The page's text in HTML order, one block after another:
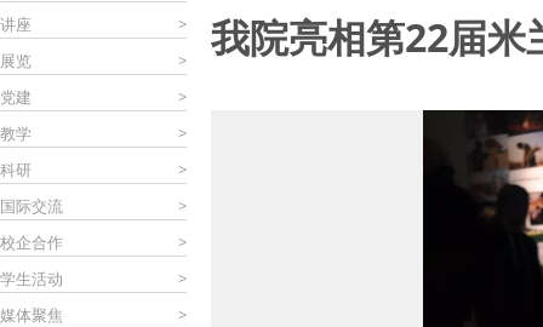
讲座
>
展览
>
党建
>
教学
>
科研
>
国际交流
>
校企合作
>
学生活动
>
媒体聚焦
>
我院亮相第22届米